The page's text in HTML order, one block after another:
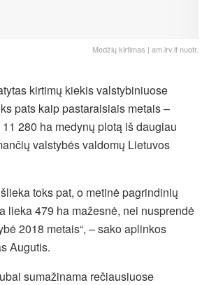
Medžių kirtimas | am.lrv.lt nuotr.
kirtimų kiekis valstybiniuose
pats kaip pastaraisiais metais –
280 ha medynų plotą iš daugiau
valstybės valdomų Lietuvos
toks pat, o metinė pagrindinių
lieka 479 ha mažesnė, nei nusprendė
2018 metais“, – sako aplinkos
Augutis.
sumažinama rečiausiuose